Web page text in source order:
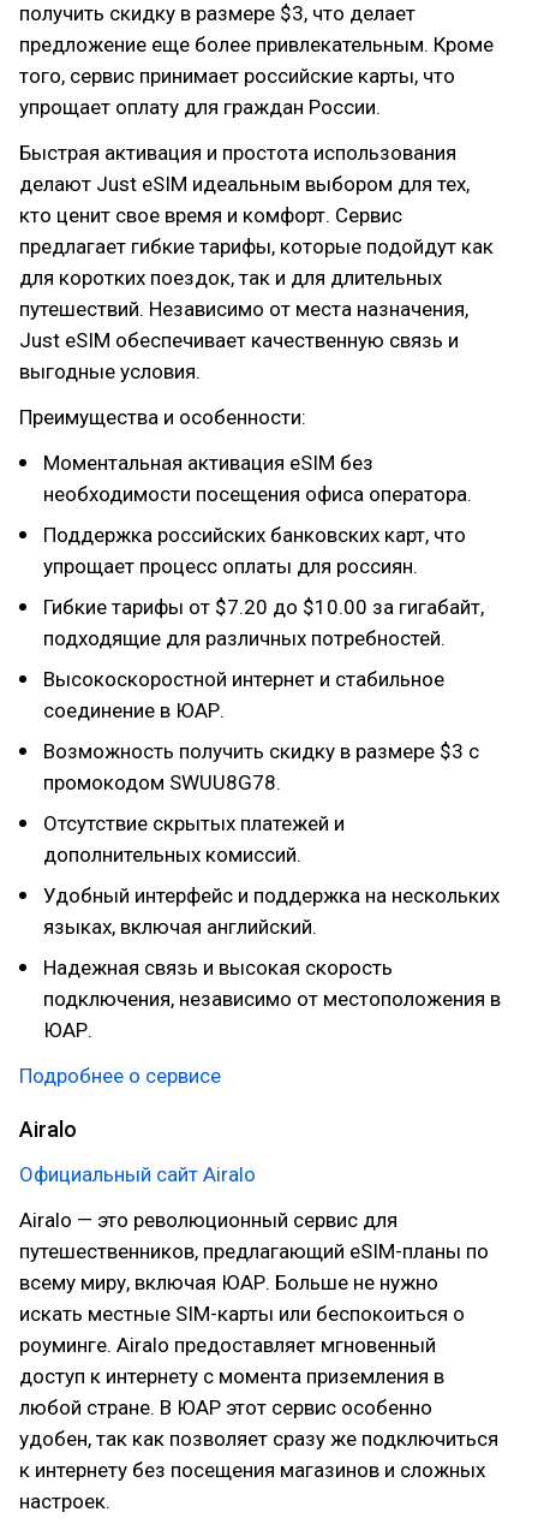
получить скидку в размере $3, что делает
предложение еще более привлекательным. Кроме
того, сервис принимает российские карты, что
упрощает оплату для граждан России.
Быстрая активация и простота использования
делают Just eSIM идеальным выбором для тех,
кто ценит свое время и комфорт. Сервис
предлагает гибкие тарифы, которые подойдут как
для коротких поездок, так и для длительных
путешествий. Независимо от места назначения,
Just eSIM обеспечивает качественную связь и
выгодные условия.
Преимущества и особенности:
Моментальная активация eSIM без
необходимости посещения офиса оператора.
Поддержка российских банковских карт, что
упрощает процесс оплаты для россиян.
Гибкие тарифы от $7.20 до $10.00 за гигабайт,
подходящие для различных потребностей.
Высокоскоростной интернет и стабильное
соединение в ЮАР.
Возможность получить скидку в размере $3 с
промокодом SWUU8G78.
Отсутствие скрытых платежей и
дополнительных комиссий.
Удобный интерфейс и поддержка на нескольких
языках, включая английский.
Надежная связь и высокая скорость
подключения, независимо от местоположения в
ЮАР.
Подробнее о сервисе
Airalo
Официальный сайт Airalo
Airalo — это революционный сервис для
путешественников, предлагающий eSIM-планы по
всему миру, включая ЮАР. Больше не нужно
искать местные SIM-карты или беспокоиться о
роуминге. Airalo предоставляет мгновенный
доступ к интернету с момента приземления в
любой стране. В ЮАР этот сервис особенно
удобен, так как позволяет сразу же подключиться
к интернету без посещения магазинов и сложных
настроек.